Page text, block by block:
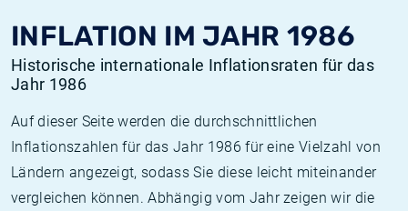
INFLATION IM JAHR 1986
Historische internationale Inflationsraten für das
Jahr 1986
Auf dieser Seite werden die durchschnittlichen
Inflationszahlen für das Jahr 1986 für eine Vielzahl von
Ländern angezeigt, sodass Sie diese leicht miteinander
vergleichen können. Abhängig vom Jahr zeigen wir die